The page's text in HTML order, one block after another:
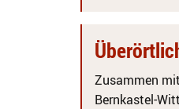
Zusammen
Bernkastel-